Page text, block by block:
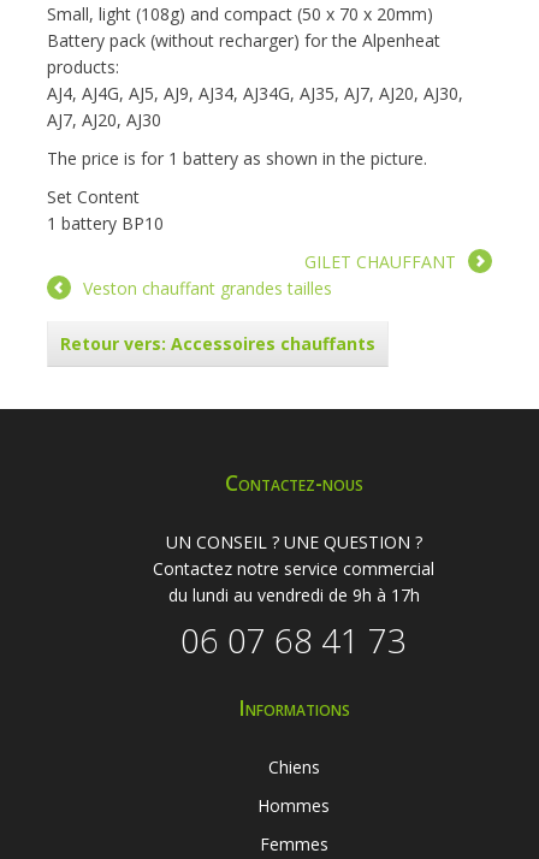
Small, light (108g) and compact (50 x 70 x 20mm)
Battery pack (without recharger) for the Alpenheat
products:
AJ4, AJ4G, AJ5, AJ9, AJ34, AJ34G, AJ35, AJ7, AJ20, AJ30,
AJ7, AJ20, AJ30
The price is for 1 battery as shown in the picture.
Set Content
1 battery BP10
GILET CHAUFFANT
Veston chauffant grandes tailles
Retour vers: Accessoires chauffants
Contactez-nous
UN CONSEIL ? UNE QUESTION ?
Contactez notre service commercial
du lundi au vendredi de 9h à 17h
06 07 68 41 73
Informations
Chiens
Hommes
Femmes